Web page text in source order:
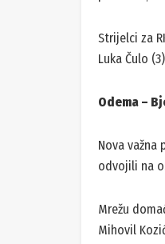
Strijelci za
Luka Čulo
Odema –
Nova važna
odvojili na
Mrežu
Mihovil